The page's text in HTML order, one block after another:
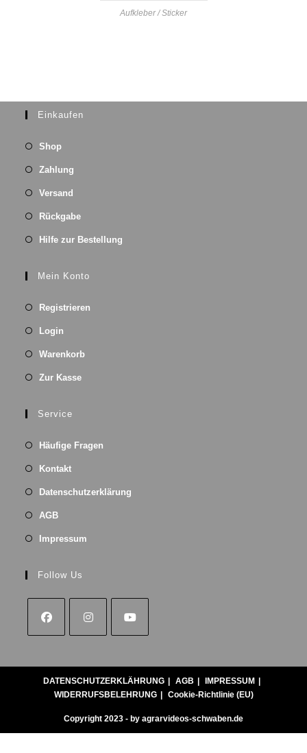
Aufkleber / Sticker
Einkaufen
Shop
Zahlung
Versand
Rückgabe
Hilfe zur Bestellung
Mein Konto
Registrieren
Login
Warenkorb
Zur Kasse
Service
Häufige Fragen
Kontakt
Datenschutzerklärung
AGB
Impressum
Follow Us
DATENSCHUTZERKLÄHRUNG AGB
IMPRESSUM
WIDERRUFSBELEHRUNG
Cookie-Richtlinie (EU)
Copyright 2023 - by agrarvideos-schwaben.de